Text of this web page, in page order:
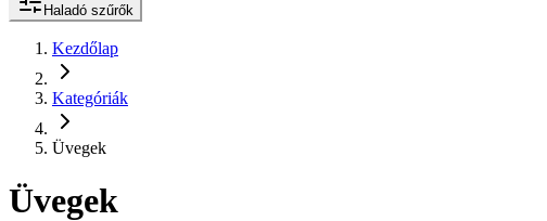
Haladó szűrők
Kezdőlap
Kategóriák
Üvegek
Üvegek